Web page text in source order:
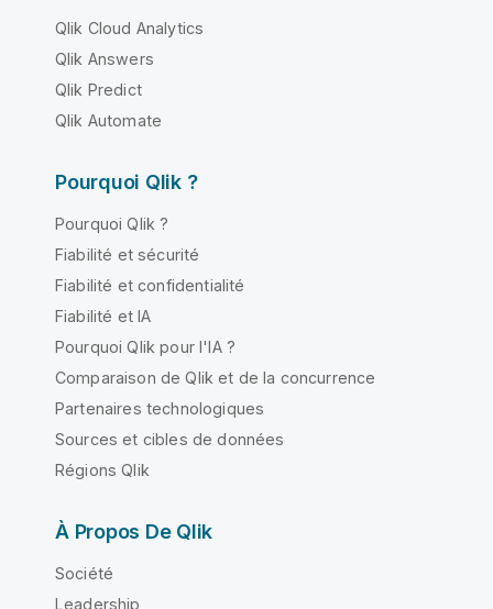
Qlik Cloud Analytics
Qlik Answers
Qlik Predict
Qlik Automate
Pourquoi Qlik ?
Pourquoi Qlik ?
Fiabilité et sécurité
Fiabilité et confidentialité
Fiabilité et IA
Pourquoi Qlik pour l'IA ?
Comparaison de Qlik et de la concurrence
Partenaires technologiques
Sources et cibles de données
Régions Qlik
À Propos De Qlik
Société
Leadership